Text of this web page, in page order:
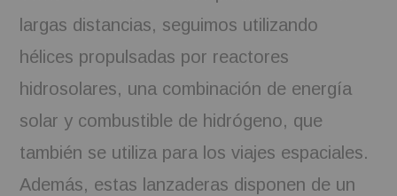
largas distancias, seguimos utilizando
hélices propulsadas por reactores
hidrosolares, una combinación de energía
solar y combustible de hidrógeno, que
también se utiliza para los viajes espaciales.
Además, estas lanzaderas disponen de un